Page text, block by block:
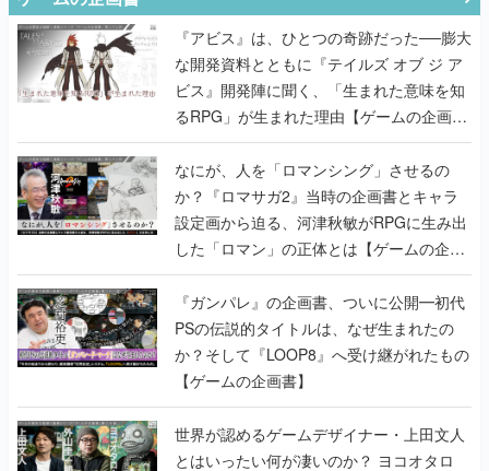
『アビス』は、ひとつの奇跡だった──膨大
な開発資料とともに『テイルズ オブ ジ ア
ビス』開発陣に聞く、「生まれた意味を知
るRPG」が生まれた理由【ゲームの企画
書】
なにが、人を「ロマンシング」させるの
か？『ロマサガ2』当時の企画書とキャラ
設定画から迫る、河津秋敏がRPGに生み出
した「ロマン」の正体とは【ゲームの企画
書】
『ガンパレ』の企画書、ついに公開━初代
PSの伝説的タイトルは、なぜ生まれたの
か？そして『LOOP8』へ受け継がれたもの
【ゲームの企画書】
世界が認めるゲームデザイナー・上田文人
とはいったい何が凄いのか？ ヨコオタロ